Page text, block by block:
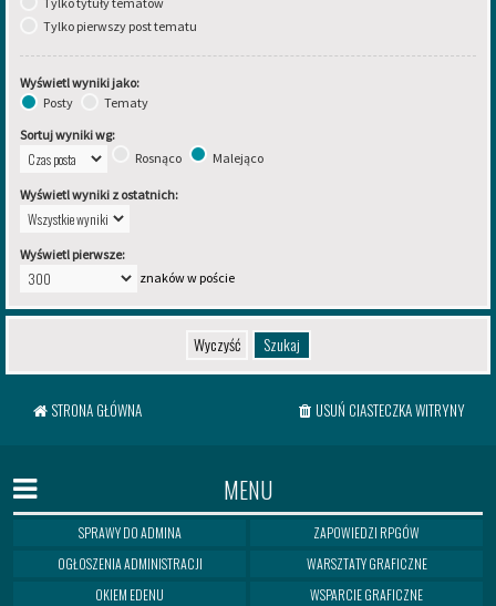
Tylko pierwszy post tematu
Wyświetl wyniki jako:
Posty
Tematy
Sortuj wyniki wg:
Rosnąco
Malejąco
Wyświetl wyniki z ostatnich:
Wyświetl pierwsze:
znaków w poście
STRONA GŁÓWNA USUŃ CIASTECZKA WITRYNY
MENU
SPRAWY DO ADMINA
OGŁOSZENIA ADMINISTRACJI
OKIEM EDENU
ZAPOWIEDZI RPGÓW
WARSZTATY GRAFICZNE
WSPARCIE GRAFICZNE